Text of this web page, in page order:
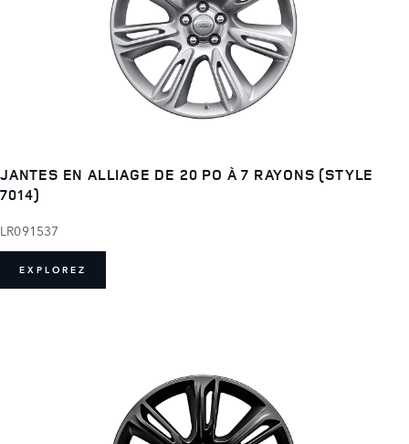
JANTES EN ALLIAGE DE 20 PO À 7 RAYONS (STYLE
7014)
LR091537
EXPLOREZ